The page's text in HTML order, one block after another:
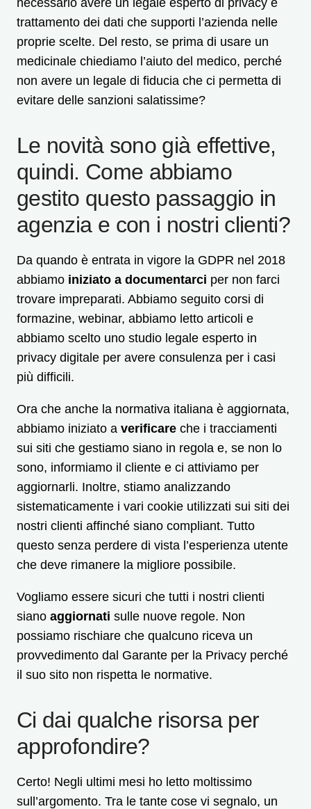
necessario avere un legale esperto di privacy e
trattamento dei dati che supporti l’azienda nelle
proprie scelte. Del resto, se prima di usare un
medicinale chiediamo l’aiuto del medico, perché
non avere un legale di fiducia che ci permetta di
evitare delle sanzioni salatissime?
Le novità sono già effettive,
quindi. Come abbiamo
gestito questo passaggio in
agenzia e con i nostri clienti?
Da quando è entrata in vigore la GDPR nel 2018
abbiamo iniziato a documentarci per non farci
trovare impreparati. Abbiamo seguito corsi di
formazine, webinar, abbiamo letto articoli e
abbiamo scelto uno studio legale esperto in
privacy digitale per avere consulenza per i casi
più difficili.
Ora che anche la normativa italiana è aggiornata,
abbiamo iniziato a verificare che i tracciamenti
sui siti che gestiamo siano in regola e, se non lo
sono, informiamo il cliente e ci attiviamo per
aggiornarli. Inoltre, stiamo analizzando
sistematicamente i vari cookie utilizzati sui siti dei
nostri clienti affinché siano compliant. Tutto
questo senza perdere di vista l’esperienza utente
che deve rimanere la migliore possibile.
Vogliamo essere sicuri che tutti i nostri clienti
siano aggiornati sulle nuove regole. Non
possiamo rischiare che qualcuno riceva un
provvedimento dal Garante per la Privacy perché
il suo sito non rispetta le normative.
Ci dai qualche risorsa per
approfondire?
Certo! Negli ultimi mesi ho letto moltissimo
sull’argomento. Tra le tante cose vi segnalo, un